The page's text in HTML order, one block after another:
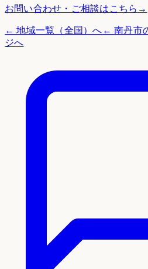
お問い合わせ・ご相談はこちら →
← 地域一覧（全国）へ ←南丹市
ジへ